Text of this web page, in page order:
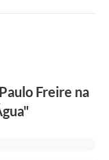
Freire na